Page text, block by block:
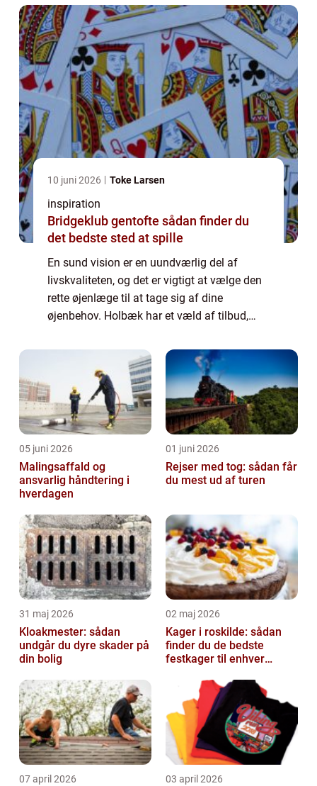
10 juni 2026 Toke Larsen
inspiration
Bridgeklub gentofte sådan finder du
det bedste sted at spille
En sund vision er en uundværlig del af
livskvaliteten, og det er vigtigt at vælge den
rette øjenlæge til at tage sig af dine
øjenbehov. Holbæk har et væld af tilbud,
05 juni 2026
Malingsaffald og
ansvarlig håndtering i
hverdagen
01 juni 2026
Rejser med tog: sådan får
du mest ud af turen
31 maj 2026
Kloakmester: sådan
undgår du dyre skader på
din bolig
02 maj 2026
Kager i roskilde: sådan
finder du de bedste
festkager til enhver
07 april 2026 03 april 2026